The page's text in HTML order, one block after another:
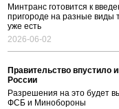
Минтранс готовится к
пригороде на разные виды
уже есть
2026-06-02
Правительство впустило
России
Разрешения на это будет
ФСБ и Минобороны